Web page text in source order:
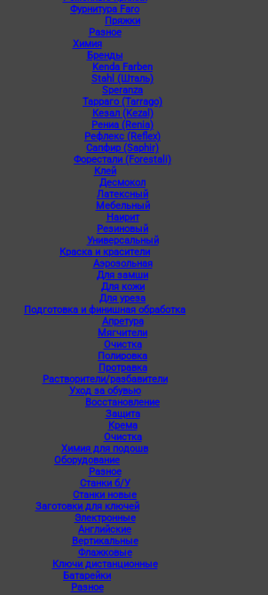
Фурнитура Faro
Пряжки
Разное
Химия
Бренды
Kenda Farben
Stahl (Шталь)
Speranza
Тарраго (Tarrago)
Кезал (Kezal)
Рениа (Renia)
Рефлекс (Reflex)
Сапфир (Saphir)
Форестали (Forestali)
Клей
Десмокол
Латексный
Мебельный
Наирит
Резиновый
Универсальный
Краска и красители
Аэрозольная
Для замши
Для кожи
Для уреза
Подготовка и финишная обработка
Апретура
Мягчители
Очистка
Полировка
Протравка
Растворители/разбавители
Уход за обувью
Восстановление
Защита
Крема
Очистка
Химия для подошв
Оборудование
Разное
Станки б/У
Станки новые
Заготовки для ключей
Электронные
Английские
Вертикальные
Флажковые
Ключи дистанционные
Батарейки
Разное